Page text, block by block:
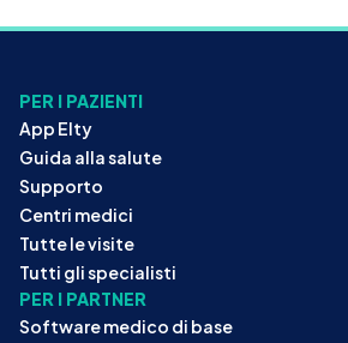
PER I PAZIENTI
App Elty
Guida alla salute
Supporto
Centri medici
Tutte le visite
Tutti gli specialisti
PER I PARTNER
Software medico di base